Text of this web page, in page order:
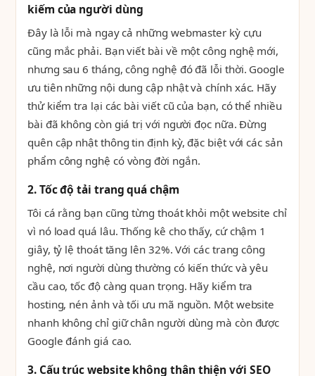
kiếm của người dùng
Đây là lỗi mà ngay cả những webmaster kỳ cựu
cũng mắc phải. Bạn viết bài về một công nghệ mới,
nhưng sau 6 tháng, công nghệ đó đã lỗi thời. Google
ưu tiên những nội dung cập nhật và chính xác. Hãy
thử kiểm tra lại các bài viết cũ của bạn, có thể nhiều
bài đã không còn giá trị với người đọc nữa. Đừng
quên cập nhật thông tin định kỳ, đặc biệt với các sản
phẩm công nghệ có vòng đời ngắn.
2. Tốc độ tải trang quá chậm
Tôi cá rằng bạn cũng từng thoát khỏi một website chỉ
vì nó load quá lâu. Thống kê cho thấy, cứ chậm 1
giây, tỷ lệ thoát tăng lên 32%. Với các trang công
nghệ, nơi người dùng thường có kiến thức và yêu
cầu cao, tốc độ càng quan trọng. Hãy kiểm tra
hosting, nén ảnh và tối ưu mã nguồn. Một website
nhanh không chỉ giữ chân người dùng mà còn được
Google đánh giá cao.
3. Cấu trúc website không thân thiện với SEO